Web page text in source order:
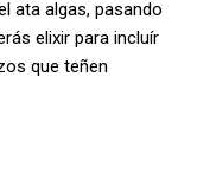
ata algas, pasando
elixir para incluír
que teñen